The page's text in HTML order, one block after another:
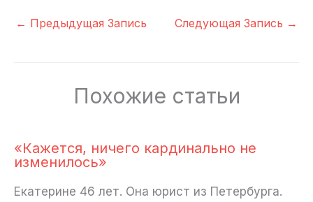
← Предыдущая Запись Следующая Запись →
Похожие статьи
«Кажется, ничего кардинально не
изменилось»
Екатерине 46 лет. Она юрист из Петербурга.